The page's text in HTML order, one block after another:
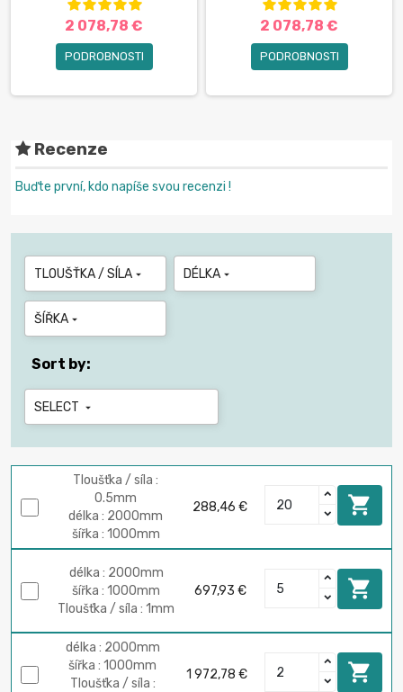
2 078,78 €
PODROBNOSTI
2 078,78 €
PODROBNOSTI
Recenze
Buďte první, kdo napíše svou recenzi !
TLOUŠŤKA / SÍLA  DÉLKA 
ŠÍŘKA 
Sort by:
SELECT 
Tloušťka / síla :
0.5mm
délka : 2000mm
šířka : 1000mm
288,46 € 
délka : 2000mm
šířka : 1000mm
Tloušťka / síla : 1mm
697,93 € 
délka : 2000mm
šířka : 1000mm
Tloušťka / síla :
1 972,78 € 